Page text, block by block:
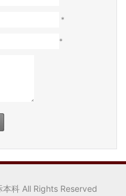
*
*
科 All Rights Reserved